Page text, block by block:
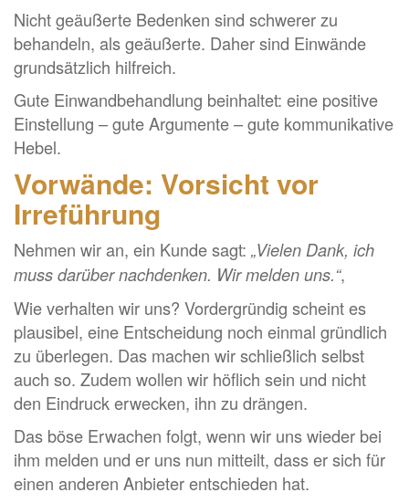
Nicht geäußerte Bedenken sind schwerer zu
behandeln, als geäußerte. Daher sind Einwände
grundsätzlich hilfreich.
Gute Einwandbehandlung beinhaltet: eine positive
Einstellung – gute Argumente – gute kommunikative
Hebel.
Vorwände: Vorsicht vor
Irreführung
Nehmen wir an, ein Kunde sagt: „Vielen Dank, ich
muss darüber nachdenken. Wir melden uns.“,
Wie verhalten wir uns? Vordergründig scheint es
plausibel, eine Entscheidung noch einmal gründlich
zu überlegen. Das machen wir schließlich selbst
auch so. Zudem wollen wir höflich sein und nicht
den Eindruck erwecken, ihn zu drängen.
Das böse Erwachen folgt, wenn wir uns wieder bei
ihm melden und er uns nun mitteilt, dass er sich für
einen anderen Anbieter entschieden hat.